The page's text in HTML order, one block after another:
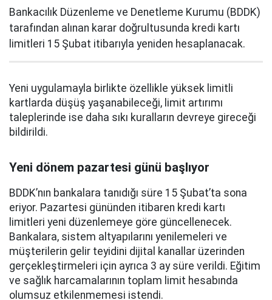
Bankacılık Düzenleme ve Denetleme Kurumu (BDDK)
tarafından alınan karar doğrultusunda kredi kartı
limitleri 15 Şubat itibarıyla yeniden hesaplanacak.
Yeni uygulamayla birlikte özellikle yüksek limitli
kartlarda düşüş yaşanabileceği, limit artırımı
taleplerinde ise daha sıkı kuralların devreye gireceği
bildirildi.
Yeni dönem pazartesi günü başlıyor
BDDK’nın bankalara tanıdığı süre 15 Şubat’ta sona
eriyor. Pazartesi gününden itibaren kredi kartı
limitleri yeni düzenlemeye göre güncellenecek.
Bankalara, sistem altyapılarını yenilemeleri ve
müşterilerin gelir teyidini dijital kanallar üzerinden
gerçekleştirmeleri için ayrıca 3 ay süre verildi. Eğitim
ve sağlık harcamalarının toplam limit hesabında
olumsuz etkilenmemesi istendi.